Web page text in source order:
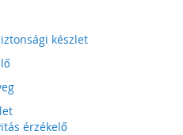
készlet
érzékelő